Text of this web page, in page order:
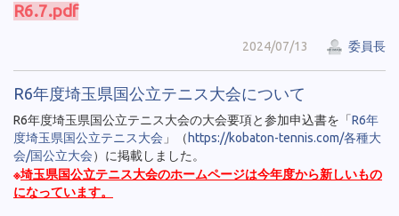
R6.7.pdf
2024/07/13 委員長
R6年度埼玉県国公立テニス大会について
R6年度埼玉県国公立テニス大会の大会要項と参加申込書を「R6年
度埼玉県国公立テニス大会 」（ https://kobaton-tennis.com/各種大
会/国公立大会）に掲載しました。
※埼玉県国公立テニス大会のホームページは今年度から新しいもの
になっています。